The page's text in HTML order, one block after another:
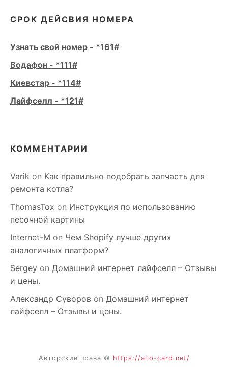
СРОК ДЕЙСВИЯ НОМЕРА
Узнать свой номер - *161#
Водафон - *111#
Киевстар - *114#
Лайфселл - *121#
КОММЕНТАРИИ
Varik on Как правильно подобрать запчасть для
ремонта котла?
ThomasTox on Инструкция по использованию
песочной картины
Internet-M on Чем Shopify лучше других
аналогичных платформ?
Sergey on Домашний интернет лайфселл – Отзывы
и цены.
Александр Суворов on Домашний интернет
лайфселл – Отзывы и цены.
Авторские права © https://allo-card.net/